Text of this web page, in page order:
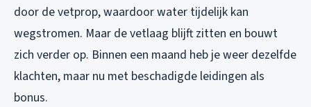
door de vetprop, waardoor water tijdelijk kan
wegstromen. Maar de vetlaag blijft zitten en bouwt
zich verder op. Binnen een maand heb je weer dezelfde
klachten, maar nu met beschadigde leidingen als
bonus.